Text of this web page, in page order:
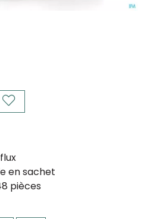
en sachet
pièces